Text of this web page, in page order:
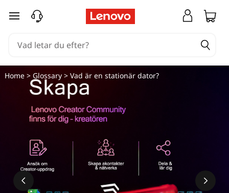
hoppa vidare till huvudinnehållet
Home> Glossary> Vad är en stationär dator?